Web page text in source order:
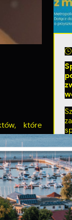
które
W wyniku
na lata
88 020
zł.
zabawy